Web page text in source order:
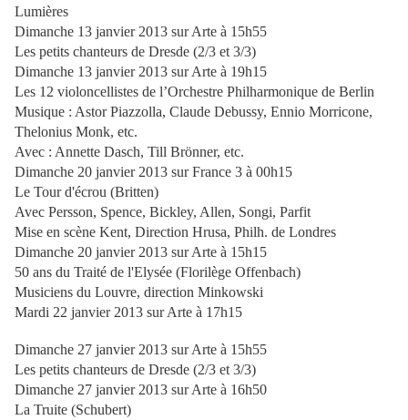
Lumières
Dimanche 13 janvier 2013 sur Arte à 15h55
Les petits chanteurs de Dresde (2/3 et 3/3)
Dimanche 13 janvier 2013 sur Arte à 19h15
Les 12 violoncellistes de l’Orchestre Philharmonique de Berlin
Musique : Astor Piazzolla, Claude Debussy, Ennio Morricone,
Thelonius Monk, etc.
Avec : Annette Dasch, Till Brönner, etc.
Dimanche 20 janvier 2013 sur France 3 à 00h15
Le Tour d'écrou (Britten)
Avec Persson, Spence, Bickley, Allen, Songi, Parfit
Mise en scène Kent, Direction Hrusa, Philh. de Londres
Dimanche 20 janvier 2013 sur Arte à 15h15
50 ans du Traité de l'Elysée (Florilège Offenbach)
Musiciens du Louvre, direction Minkowski
Mardi 22 janvier 2013 sur Arte à 17h15
Dimanche 27 janvier 2013 sur Arte à 15h55
Les petits chanteurs de Dresde (2/3 et 3/3)
Dimanche 27 janvier 2013 sur Arte à 16h50
La Truite (Schubert)